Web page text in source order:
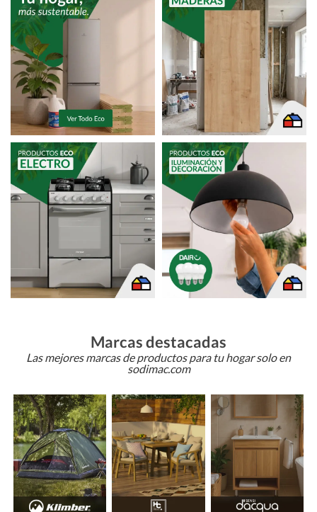
Marcas destacadas
Las mejores marcas de productos para tu hogar solo en
sodimac.com